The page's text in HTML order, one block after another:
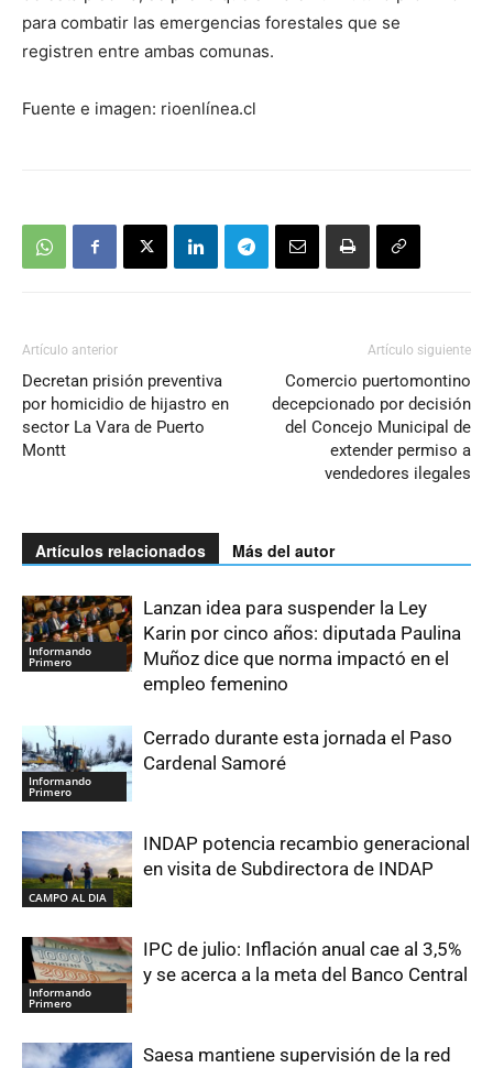
para combatir las emergencias forestales que se
registren entre ambas comunas.
Fuente e imagen: rioenlínea.cl
Artículo anterior
Decretan prisión preventiva
por homicidio de hijastro en
sector La Vara de Puerto
Montt
Artículo siguiente
Comercio puertomontino
decepcionado por decisión
del Concejo Municipal de
extender permiso a
vendedores ilegales
Artículos relacionados Más del autor
Informando
Primero
Lanzan idea para suspender la Ley
Karin por cinco años: diputada Paulina
Muñoz dice que norma impactó en el
empleo femenino
Informando
Primero
Cerrado durante esta jornada el Paso
Cardenal Samoré
CAMPO AL DIA
INDAP potencia recambio generacional
en visita de Subdirectora de INDAP
Informando
Primero
IPC de julio: Inflación anual cae al 3,5%
y se acerca a la meta del Banco Central
Saesa mantiene supervisión de la red